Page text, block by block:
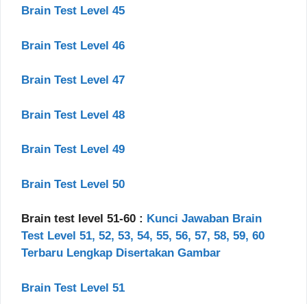
Brain Test Level 45
Brain Test Level 46
Brain Test Level 47
Brain Test Level 48
Brain Test Level 49
Brain Test Level 50
Brain test level 51-60 : Kunci Jawaban Brain
Test Level 51, 52, 53, 54, 55, 56, 57, 58, 59, 60
Terbaru Lengkap Disertakan Gambar
Brain Test Level 51